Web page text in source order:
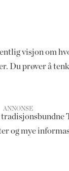
visjon om
Du prøver å
og mye